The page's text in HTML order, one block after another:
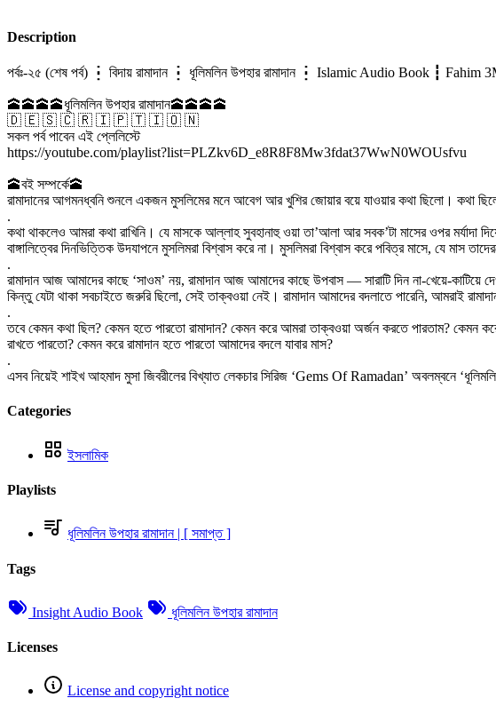
Description
পর্বঃ-২৫ (শেষ পর্ব) ┇ বিদায় রামাদান ┇ ধূলিমলিন উপহার রামাদান ┇ Islamic Audio Book ┇ Fahim
🕋🕋🕋🕋ধূলিমলিন উপহার রামাদান🕋🕋🕋🕋
🇩 🇪 🇸 🇨 🇷 🇮 🇵 🇹 🇮 🇴 🇳
সকল পর্ব পাবেন এই প্লেলিস্টে
https://youtube.com/playlist?list=PLZkv6D_e8R8F8Mw3fdat37WwN0WOUsfvu
🕋বই সম্পর্কে🕋
রামাদানের আগমনধ্বনি শুনলে একজন মুসলিমের মনে আবেগ আর খুশির জোয়ার বয়ে যাওয়ার কথা ছিলো। কথা
.
কথা থাকলেও আমরা কথা রাখিনি। যে মাসকে আল্লাহ সুবহানাহু ওয়া তা’আলা আর সবক’টা মাসের ওপর মর্যাদা
বাঙ্গালিত্বের দিনভিত্তিক উদযাপনে মুসলিমরা বিশ্বাস করে না। মুসলিমরা বিশ্বাস করে পবিত্র মাসে, যে মাস
.
রামাদান আজ আমাদের কাছে ‘সাওম’ নয়, রামাদান আজ আমাদের কাছে উপবাস — সারাটি দিন না-খেয়ে-
কিন্তু যেটা থাকা সবচাইতে জরুরি ছিলো, সেই তাক্বওয়া নেই। রামাদান আমাদের বদলাতে পারেনি, আমরাই
.
তবে কেমন কথা ছিল? কেমন হতে পারতো রামাদান? কেমন করে আমরা তাক্বওয়া অর্জন করতে পারতাম? কেমন
রাখতে পারতো? কেমন করে রামাদান হতে পারতো আমাদের বদলে যাবার মাস?
.
এসব নিয়েই শাইখ আহমাদ মুসা জিবরীলের বিখ্যাত লেকচার সিরিজ ‘Gems Of Ramadan’ অবলম্বনে ‘ধূলিমলিন
Categories
ইসলামিক
Playlists
ধূলিমলিন উপহার রামাদান | [ সমাপ্ত ]
Tags
Insight Audio Book ধূলিমলিন উপহার রামাদান
Licenses
License and copyright notice